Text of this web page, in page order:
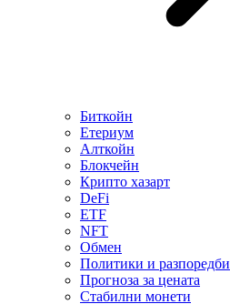
Биткойн
Етериум
Алткойн
Блокчейн
Крипто хазарт
DeFi
ETF
NFT
Обмен
Политики и разпоредби
Прогноза за цената
Стабилни монети